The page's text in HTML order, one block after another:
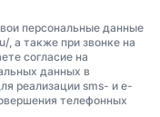
персональные данные
а также при звонке на
согласие на
данных в
реализации sms- и e-
телефонных